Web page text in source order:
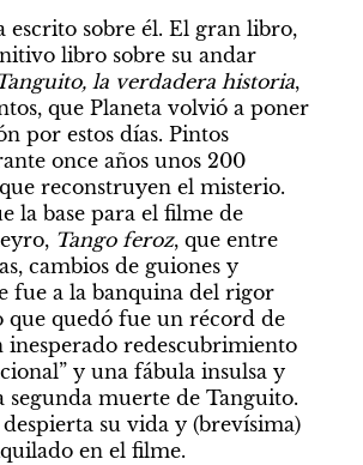
escrito sobre él. El gran libro,
libro sobre su andar
la verdadera historia,
que Planeta volvió a poner
por estos días. Pintos
once años unos 200
reconstruyen el misterio.
la base para el filme de
Tango feroz, que entre
cambios de guiones y
fue a la banquina del rigor
que quedó fue un récord de
inesperado redescubrimiento
y una fábula insulsa y
segunda muerte de Tanguito.
su vida y (brevísima)
en el filme.